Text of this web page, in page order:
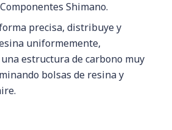
Shimano.
precisa, distribuye y
uniformemente,
estructura de carbono muy
bolsas de resina y